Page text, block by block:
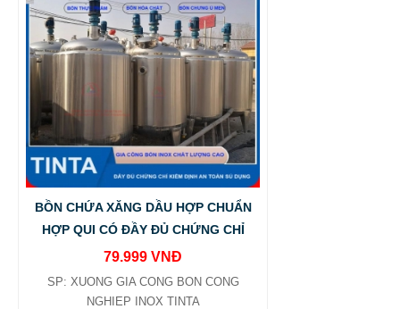
BỒN CHỨA XĂNG DẦU HỢP CHUẨN
HỢP QUI CÓ ĐẦY ĐỦ CHỨNG CHỈ
79.999 VNĐ
SP: XUONG GIA CONG BON CONG
NGHIEP INOX TINTA